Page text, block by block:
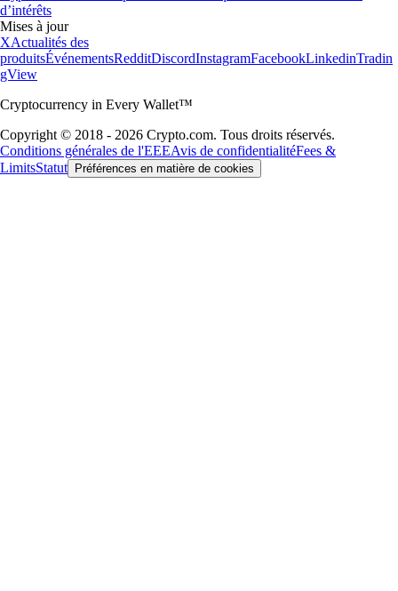
d’intérêts
Mises à jour
XActualités des
produitsÉvénementsRedditDiscordInstagramFacebookLinkedinTradin
gView
Cryptocurrency in Every Wallet™
Copyright © 2018 - 2026 Crypto.com. Tous droits réservés.
Conditions générales de l'EEEAvis de confidentialitéFees &
LimitsStatut Préférences en matière de cookies